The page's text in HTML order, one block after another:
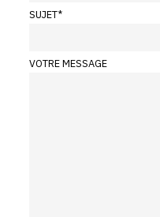
SUJET*
VOTRE MESSAGE